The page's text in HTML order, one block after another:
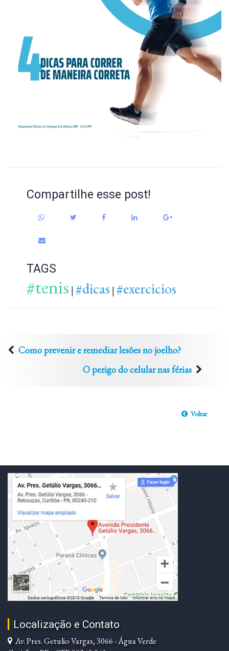
Compartilhe esse post!
TAGS
#tenis |#dicas |#exercicios
Como prevenir e remediar lesões no joelho?
O perigo do celular nas férias
Voltar
Localização e Contato
Av. Pres. Getulio Vargas, 3066 - Água Verde